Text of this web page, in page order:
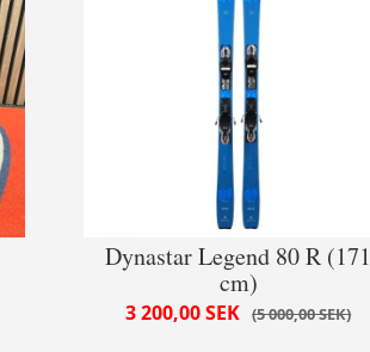
Dynastar Legend 80 R (171
cm)
5 000,00 SEK
3 200,00 SEK